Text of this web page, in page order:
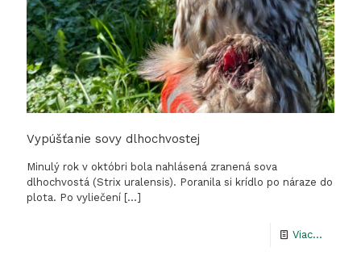
Vypúšťanie sovy dlhochvostej
Minulý rok v októbri bola nahlásená zranená sova
dlhochvostá (Strix uralensis). Poranila si krídlo po náraze do
plota. Po vyliečení […]
Viac...